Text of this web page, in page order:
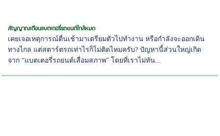
สัญญาณเตือนแบตเตอรี่รถยนต์ใกล้หมด
เคยเจอเหตุการณ์ตื่นเช้ามาเตรียมตัวไปทำงาน หรือกำลังจะออกเดิน
ทางไกล แต่สตาร์ตรถเท่าไรก็ไม่ติดไหมครับ? ปัญหานี้ส่วนใหญ่เกิด
จาก “แบตเตอรี่รถยนต์เสื่อมสภาพ” โดยที่เราไม่ทัน...